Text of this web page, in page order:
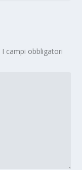
I campi obbligatori